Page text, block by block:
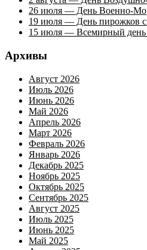
26 июля — День Военно-
19 июля — День пирожков
15 июля — Всемирный день
Архивы
Август 2026
Июль 2026
Июнь 2026
Май 2026
Апрель 2026
Март 2026
Февраль 2026
Январь 2026
Декабрь 2025
Ноябрь 2025
Октябрь 2025
Сентябрь 2025
Август 2025
Июль 2025
Июнь 2025
Май 2025